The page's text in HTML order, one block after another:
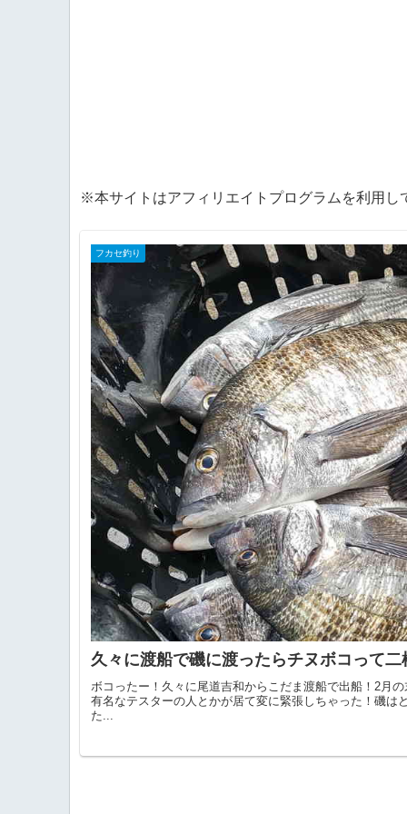
※本サイトはアフィリエイトプログラムを利用し
フカセ釣り
久々に渡船で磯に渡ったらチヌボコって
ボコったー！久々に尾道吉和からこだま渡船で出船！2月
有名なテスターの人とかが居て変に緊張しちゃった！磯
た...